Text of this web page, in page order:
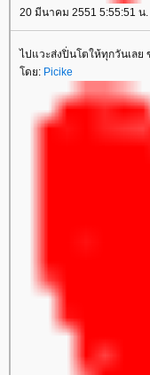
20 มีนาคม 2551 5:55:51 น.
ไปแวะส่งปิ่นโตให้ทุกวันเล
โดย: Picike